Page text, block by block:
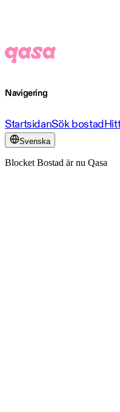
Navigering
StartsidanSök bostad
Svenska
Blocket Bostad är nu Qasa